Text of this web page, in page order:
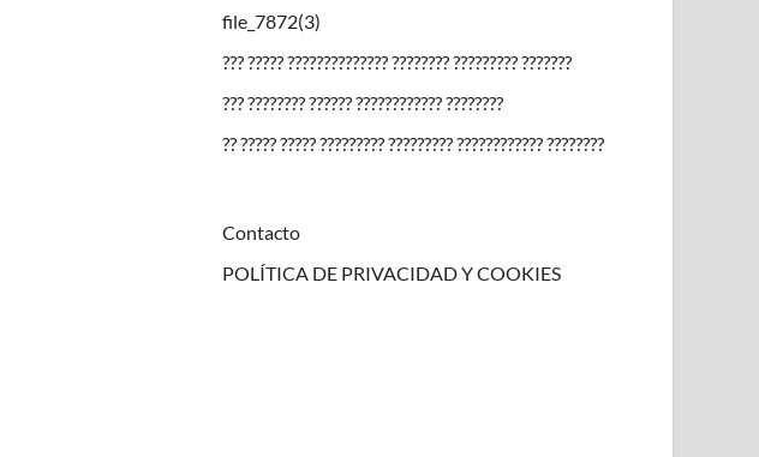
file_7872(3)
??? ????? ?????????????? ???????? ????????? ???????
??? ???????? ?????? ???????????? ????????
?? ????? ????? ????????? ????????? ???????????? ????????
Contacto
POLÍTICA DE PRIVACIDAD Y COOKIES